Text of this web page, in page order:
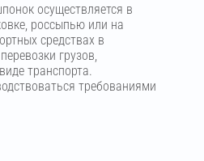
осуществляется в
россыпью или на
средствах в
грузов,
транспорта.
требованиями